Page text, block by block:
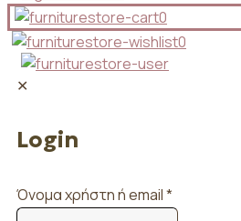
0
0
✕
Login
Όνομα χρήστη ή email*